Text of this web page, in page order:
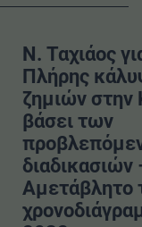
Ν. Ταχιάος
Πλήρης
ζημιών στην
βάσει των
διαδικασιών
Αμετάβλητο